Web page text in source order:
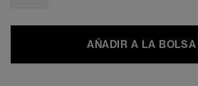
AÑADIR A LA BOLSA